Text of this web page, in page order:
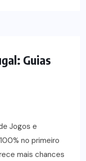
Guias
Jogos e
no primeiro
mais chances